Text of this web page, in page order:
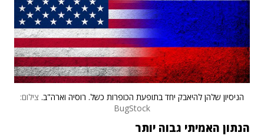
הניסיון שלהן להיאבק יחד בתופעת הכופרות כשל. רוסיה וארה"ב. צילום:
BugStock
הנתון האמיתי גבוה יותר